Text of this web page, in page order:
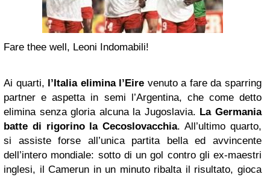
Fare thee well, Leoni Indomabili!
Ai quarti, l’Italia elimina l’Eire venuto a fare da sparring
partner e aspetta in semi l’Argentina, che come detto
elimina senza gloria alcuna la Jugoslavia. La Germania
batte di rigorino la Cecoslovacchia. All’ultimo quarto,
si assiste forse all’unica partita bella ed avvincente
dell’intero mondiale: sotto di un gol contro gli ex-maestri
inglesi, il Camerun in un minuto ribalta il risultato, gioca